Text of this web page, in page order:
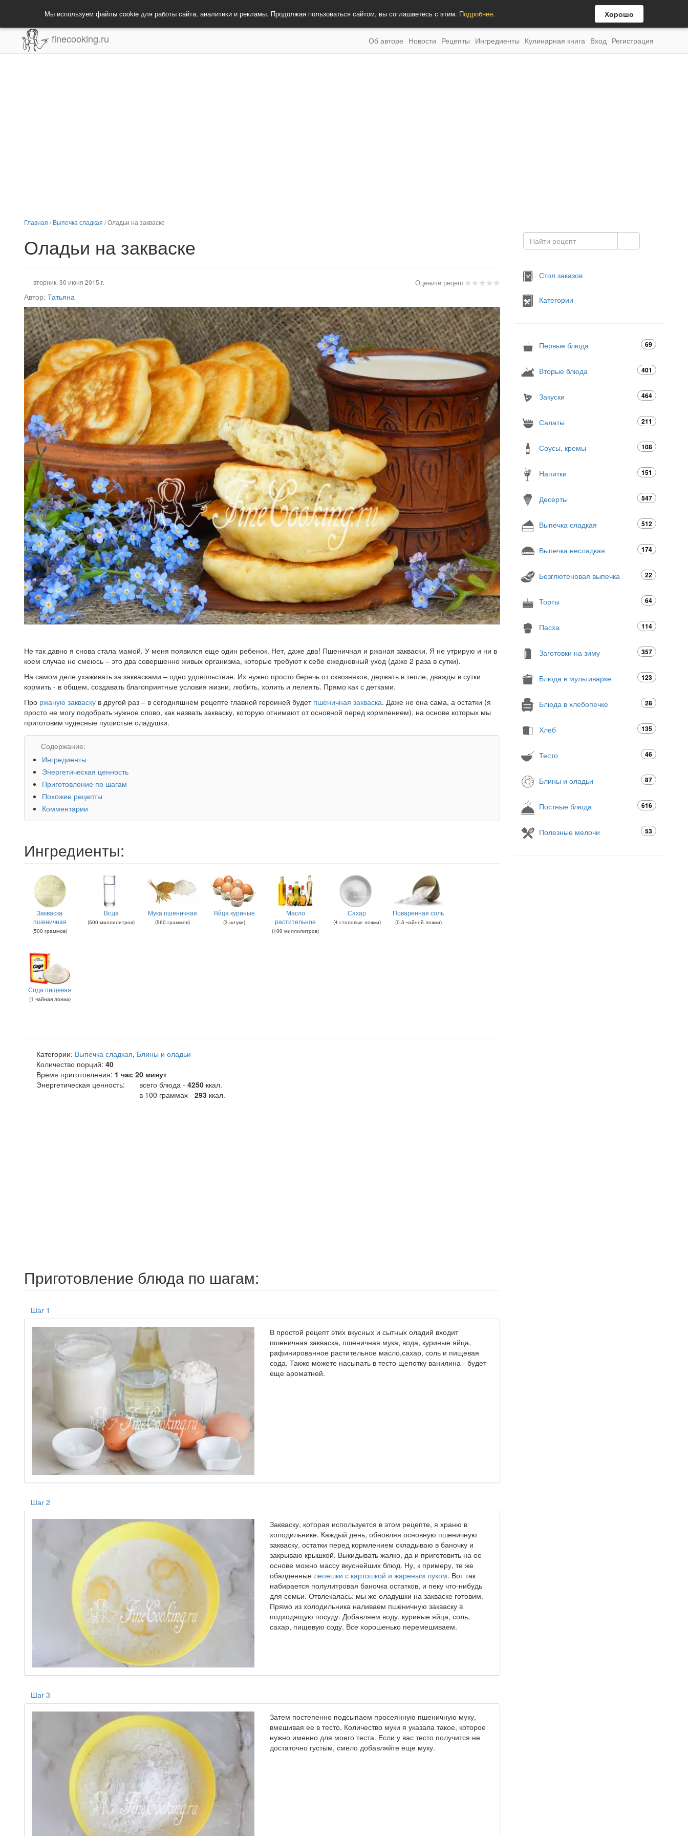
Мы используем файлы cookie для работы сайта, аналитики и рекламы. Продолжая пользоваться сайтом, вы соглашаетесь с этим. Подробнее. Хорошо
finecooking.ru Об авторе Новости Рецепты Ингредиенты Кулинарная книга Вход Регистрация
Главная /Выпечка сладкая /Оладьи на закваске
Оладьи на закваске
★★★★★
Оцените рецепт
вторник, 30 июня 2015 г.
Автор: Татьяна
Не так давно я снова стала мамой. У меня появился еще один ребенок. Нет, даже два! Пшеничная и ржаная закваски. Я не утрирую и ни в
коем случае не смеюсь – это два совершенно живых организма, которые требуют к себе ежедневный уход (даже 2 раза в сутки).
На самом деле ухаживать за заквасками – одно удовольствие. Их нужно просто беречь от сквозняков, держать в тепле, дважды в сутки
кормить - в общем, создавать благоприятные условия жизни, любить, холить и лелеять. Прямо как с детками.
Про ржаную закваску в другой раз – в сегодняшнем рецепте главной героиней будет пшеничная закваска. Даже не она сама, а остатки (я
просто не могу подобрать нужное слово, как назвать закваску, которую отнимают от основной перед кормлением), на основе которых мы
приготовим чудесные пушистые оладушки.
Содержание:
Ингредиенты
Энергетическая ценность
Приготовление по шагам
Похожие рецепты
Комментарии
Ингредиенты:
Закваска
пшеничная
(500 граммов)
Вода
(500 миллилитров)
Мука пшеничная
(560 граммов)
Яйца куриные
(3 штуки)
Масло
растительное
(100 миллилитров)
Сахар
(4 столовые ложки)
Поваренная соль
(0.5 чайной ложки)
Сода пищевая
(1 чайная ложка)
Категории: Выпечка сладкая, Блины и оладьи
Количество порций: 40
Время приготовления: 1 час 20 минут
Энергетическая ценность:
всего блюда - 4250 ккал.
в 100 граммах - 293 ккал.
Приготовление блюда по шагам:
Шаг 1
В простой рецепт этих вкусных и сытных оладий входит
пшеничная закваска, пшеничная мука, вода, куриные яйца,
рафинированное растительное масло,сахар, соль и пищевая
сода. Также можете насыпать в тесто щепотку ванилина - будет
еще ароматней.
Шаг 2
Закваску, которая используется в этом рецепте, я храню в
холодильнике. Каждый день, обновляя основную пшеничную
закваску, остатки перед кормлением складываю в баночку и
закрываю крышкой. Выкидывать жалко, да и приготовить на ее
основе можно массу вкуснейших блюд. Ну, к примеру, те же
обалденные лепешки с картошкой и жареным луком. Вот так
набирается полулитровая баночка остатков, и пеку что-нибудь
для семьи. Отвлекалась: мы же оладушки на закваске готовим.
Прямо из холодильника наливаем пшеничную закваску в
подходящую посуду. Добавляем воду, куриные яйца, соль,
сахар, пищевую соду. Все хорошенько перемешиваем.
Шаг 3
Затем постепенно подсыпаем просеянную пшеничную муку,
вмешивая ее в тесто. Количество муки я указала такое, которое
нужно именно для моего теста. Если у вас тесто получится не
достаточно густым, смело добавляйте еще муку.
Стол заказов
Категории
Первые блюда 69
Вторые блюда 401
Закуски 464
Салаты 211
Соусы, кремы 108
Напитки 151
Десерты 547
Выпечка сладкая 512
Выпечка несладкая 174
Безглютеновая выпечка 22
Торты 64
Пасха 114
Заготовки на зиму 357
Блюда в мультиварке 123
Блюда в хлебопечке 28
Хлеб 135
Тесто 46
Блины и оладьи 87
Постные блюда 616
Полезные мелочи 53